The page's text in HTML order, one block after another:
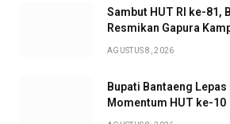
Sambut HUT RI ke-81,
Resmikan Gapura
AGUSTUS 8, 2026
Bupati Bantaeng Lepas
Momentum HUT ke-10